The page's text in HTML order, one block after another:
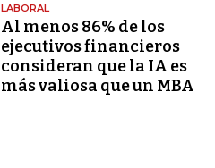
LABORAL
Al menos 86% de los
ejecutivos financieros
consideran que la IA es
más valiosa que un MBA